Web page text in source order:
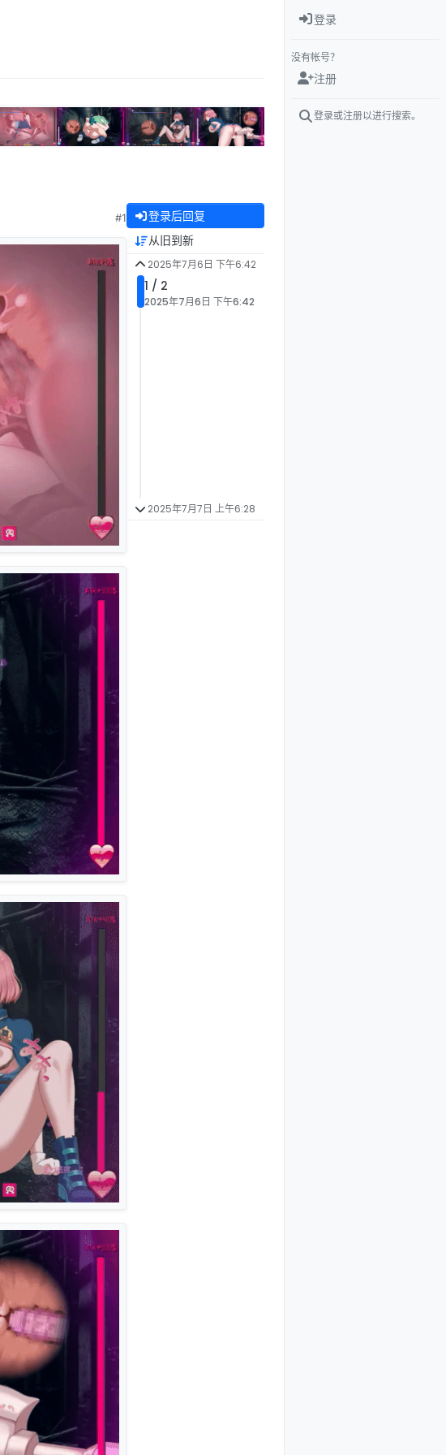
#1 登录后回复
从旧到新
2025年7月6日 下午6:42
1 / 2
2025年7月6日 下午6:42
2025年7月7日 上午6:28
登录
没有帐号？
注册
登录或注册以进行搜索。